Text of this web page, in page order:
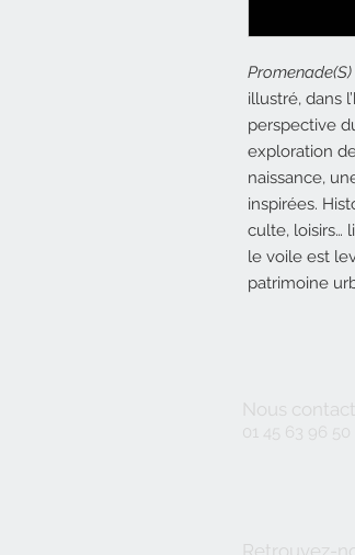
illustré, dans
perspective
exploration
naissance,
inspirées.
culte, loisirs…
le voile est
patrimoine
Nous
01 45 63 96 50
Retrouvez-